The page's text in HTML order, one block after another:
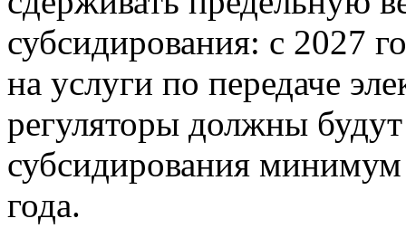
субсидирования: с 2027
на услуги по передаче
регуляторы должны
субсидирования
года.